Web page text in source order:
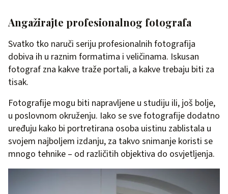
Angažirajte profesionalnog fotografa
Svatko tko naruči seriju profesionalnih fotografija
dobiva ih u raznim formatima i veličinama. Iskusan
fotograf zna kakve traže portali, a kakve trebaju biti za
tisak.
Fotografije mogu biti napravljene u studiju ili, još bolje,
u poslovnom okruženju. Iako se sve fotografije dodatno
uređuju kako bi portretirana osoba uistinu zablistala u
svojem najboljem izdanju, za takvo snimanje koristi se
mnogo tehnike – od različitih objektiva do osvjetljenja.